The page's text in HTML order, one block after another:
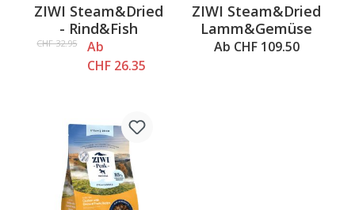
ZIWI Steam&Dried
- Rind&Fish
CHF 32.95
Ab
CHF 26.35
ZIWI Steam&Dried
Lamm&Gemüse
Ab CHF 109.50